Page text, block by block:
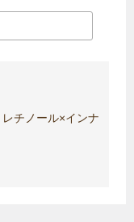
レチノール×インナ